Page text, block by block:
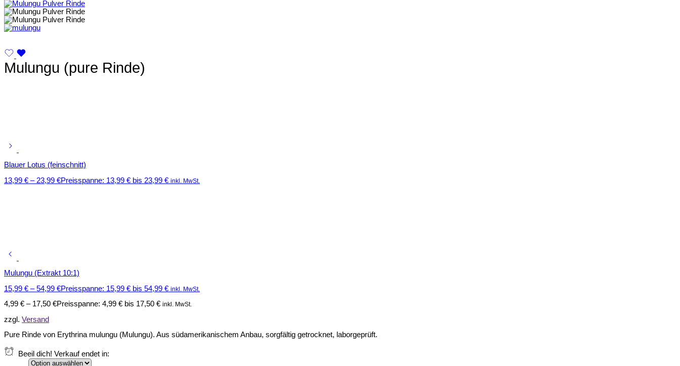
Mulungu (pure Rinde)
Blauer Lotus (feinschnitt)
13,99 € – 23,99 €Preisspanne: 13,99 € bis 23,99 € inkl. MwSt.
Mulungu (Extrakt 10:1)
15,99 € –54,99 €Preisspanne: 15,99 € bis 54,99 € inkl. MwSt.
4,99 € – 17,50 €Preisspanne: 4,99 € bis 17,50 € inkl. MwSt.
zzgl. Versand
Pure Rinde von Erythrina mulungu (Mulungu). Aus südamerikanischem Anbau, sorgfältig getrocknet, laborgeprüft.
Beeil dich! Verkauf endet in: